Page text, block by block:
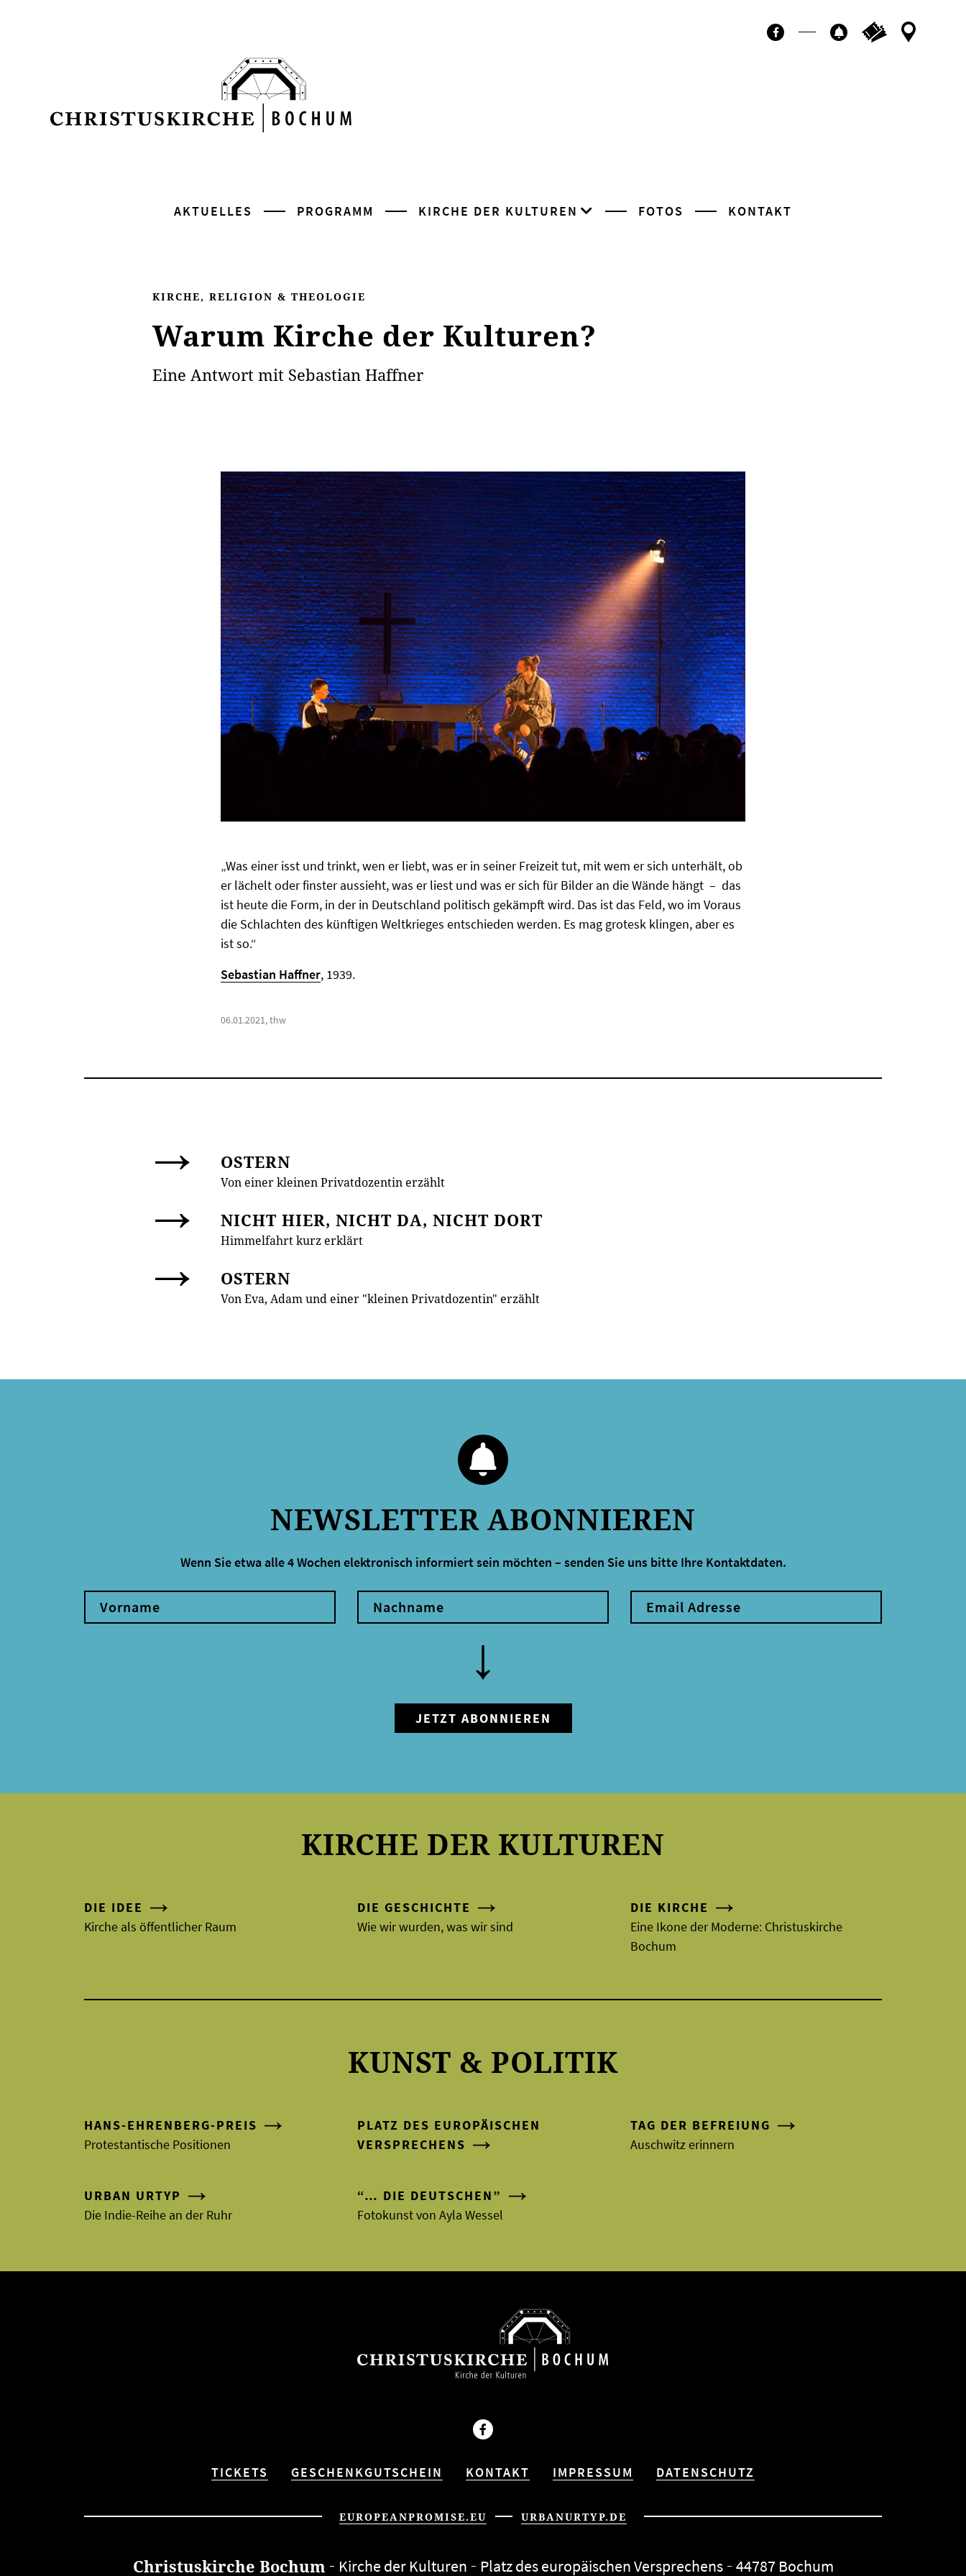
AKTUELLES PROGRAMM KIRCHE DER KULTUREN FOTOS KONTAKT
Facebook Newsletter
Ticktes kaufen
Kontakt
KIRCHE, RELIGION & THEOLOGIE
Warum Kirche der Kulturen?
Eine Antwort mit Sebastian Haffner
„Was einer isst und trinkt, wen er liebt, was er in seiner Freizeit tut, mit wem er sich unterhält, ob
er lächelt oder finster aussieht, was er liest und was er sich für Bilder an die Wände hängt – das
ist heute die Form, in der in Deutschland politisch gekämpft wird. Das ist das Feld, wo im Voraus
die Schlachten des künftigen Weltkrieges entschieden werden. Es mag grotesk klingen, aber es
ist so.“
Sebastian Haffner, 1939.
06.01.2021, thw
OSTERN
Von einer kleinen Privatdozentin erzählt
NICHT HIER, NICHT DA, NICHT DORT
Himmelfahrt kurz erklärt
OSTERN
Von Eva, Adam und einer "kleinen Privatdozentin" erzählt
NEWSLETTER ABONNIEREN
Wenn Sie etwa alle 4 Wochen elektronisch informiert sein möchten – senden Sie uns bitte Ihre Kontaktdaten.
KIRCHE DER KULTUREN
DIE IDEE
Kirche als öffentlicher Raum
DIE GESCHICHTE
Wie wir wurden, was wir sind
DIE KIRCHE
Eine Ikone der Moderne: Christuskirche
Bochum
KUNST & POLITIK
HANS-EHRENBERG-PREIS
Protestantische Positionen
PLATZ DES EUROPÄISCHEN
VERSPRECHENS
TAG DER BEFREIUNG
Auschwitz erinnern
URBAN URTYP
Die Indie-Reihe an der Ruhr
“… DIE DEUTSCHEN”
Fotokunst von Ayla Wessel
Facebook
TICKETS GESCHENKGUTSCHEIN KONTAKT IMPRESSUM DATENSCHUTZ
EUROPEANPROMISE.EU URBANURTYP.DE
Christuskirche Bochum Kirche der Kulturen Platz des euro­päi­schen Versprechens 44787 Bochum